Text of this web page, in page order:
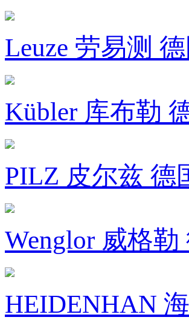
Leuze 劳易测 德
Kübler 库布勒
PILZ 皮尔兹 德
Wenglor 威格勒
HEIDENHAN